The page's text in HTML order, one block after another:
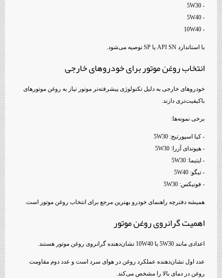
- 5W30
- 5W40
- 10W40
با استاندارد API SN یا SP توصیه می‌شود.
انتخاب روغن موتور برای خودروهای خارجی
خودروهای خارجی به دلیل تکنولوژی پیشرفته‌تر موتور نیاز به روغن موتورهای
باکیفیت‌تری دارند.
برخی نمونه‌ها:
- کیا اسپورتیج: 5W30
- هیوندای آزرا: 5W30
- اپتیما: 5W30
- تیگو: 5W40
- فونیکس: 5W30
همیشه دفترچه راهنمای خودرو بهترین مرجع برای انتخاب روغن موتور است.
اهمیت گرانروی روغن موتور
اعدادی مانند 5W30 یا 10W40 نشان‌دهنده گرانروی روغن موتور هستند.
عدد اول نشان‌دهنده عملکرد روغن در هوای سرد است و عدد دوم مقاومت
روغن در دمای بالا را مشخص می‌کند.